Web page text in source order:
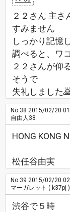
２２さん 主さ
すみません
しっかり記憶
調べると、ワ
２２さんが仰
そうで
失礼しました
No.38 2015/02/20
自由人38
HONG KONG
松任谷由実
No.39 2015/02/20
マーガレット ( k37pj )
渋谷で５時